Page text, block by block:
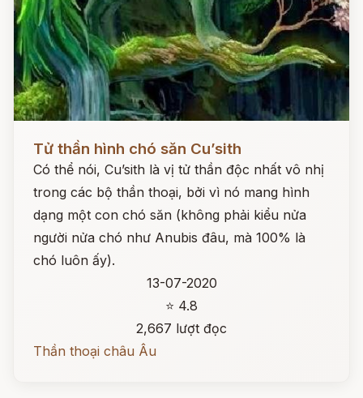
Tử thần hình chó săn Cu’sith
Có thể nói, Cu’sith là vị tử thần độc nhất vô nhị
trong các bộ thần thoại, bởi vì nó mang hình
dạng một con chó săn (không phải kiểu nửa
người nửa chó như Anubis đâu, mà 100% là
chó luôn ấy).
13-07-2020
⭐ 4.8
2,667 lượt đọc
Thần thoại châu Âu